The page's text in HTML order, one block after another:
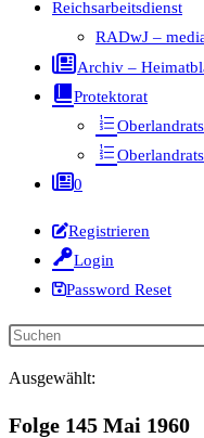
Reichsarbeitsdienst
RADwJ –
Archiv –
Protektorat
0
Registrieren
Login
Password Reset
Diese
durchsuchen
Ausgewählt:
Folge 145 Mai 1960